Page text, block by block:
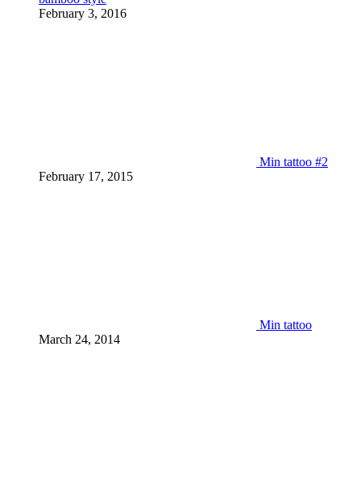
February 3, 2016
Min tattoo #2
February 17, 2015
Min tattoo
March 24, 2014